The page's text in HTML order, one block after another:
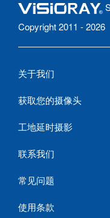
Copyright 2011 - 2026
关于我们
获取您的摄像头
工地延时摄影
联系我们
常见问题
使用条款